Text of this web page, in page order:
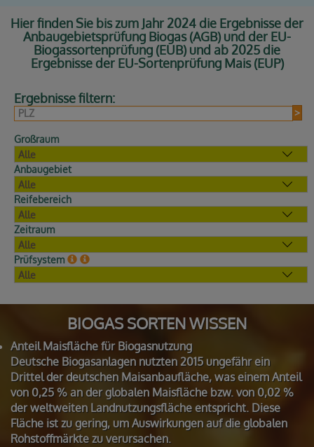
Hier finden Sie bis zum Jahr 2024 die Ergebnisse der
Anbaugebietsprüfung Biogas (AGB) und der EU-
Biogassortenprüfung (EUB) und ab 2025 die
Ergebnisse der EU-Sortenprüfung Mais (EUP)
Ergebnisse filtern:
>
Großraum
Anbau­gebiet
Reife­bereich
Zeitraum
Prüfsystem
BIOGAS SORTEN WISSEN
Anteil Maisfläche für Biogasnutzung
Deutsche Biogasanlagen nutzten 2015 ungefähr ein
Drittel der deutschen Maisanbaufläche, was einem Anteil
von 0,25 % an der globalen Maisfläche bzw. von 0,02 %
der weltweiten Landnutzungsfläche entspricht. Diese
Fläche ist zu gering, um Auswirkungen auf die globalen
Rohstoffmärkte zu verursachen.